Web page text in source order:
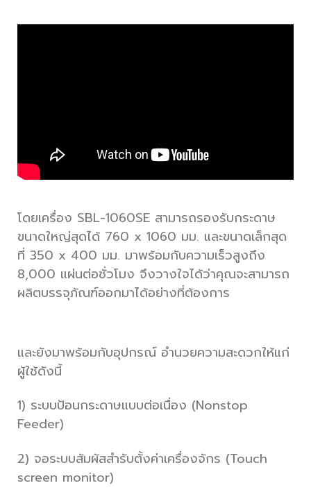
โดยเครื่อง SBL-1060SE สามารถรองรับกระดาษ
ขนาดใหญ่สุดได้ 760 x 1060 มม. และขนาดเล็กสุด
ที่ 350 x 400 มม. มาพร้อมกับความเร็วสูงถึง
8,000 แผ่นต่อชั่วโมง จึงวางใจได้ว่าคุณจะสามารถ
ผลิตบรรจุภัณฑ์ออกมาได้อย่างที่ต้องการ
และยังมาพร้อมกับอุปกรณ์ อำนวยความสะดวกให้แก่
ผู้ใช้ดังนี้
1) ระบบป้อนกระดาษแบบต่อเนื่อง (Nonstop
Feeder)
2) จอระบบสัมผัสสำรับตั้งค่าเครื่องจักร (Touch
screen monitor)